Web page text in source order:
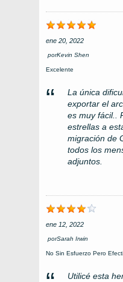
ene 20, 2022
porKevin Shen
Excelente
La única
exportar el
es muy fácil..
estrellas a
migración de
todos los
adjuntos.
ene 12, 2022
porSarah Irwin
No Sin Esfuerzo Pero
Utilicé esta